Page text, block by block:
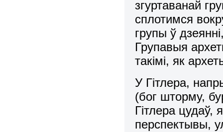
згуртаванай
сплотимся
групы ў
Групавыя
такімі, як
У Гітлера,
(бог шторму,
Гітлера цудаў,
перспектывы,